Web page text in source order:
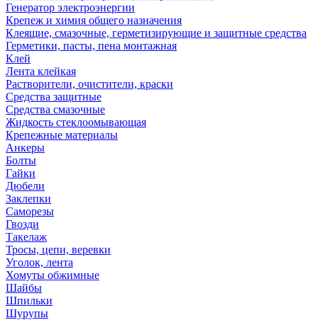
Генератор электроэнергии
Крепеж и химия общего назначения
Клеящие, смазочные, герметизирующие и защитные средства
Герметики, пасты, пена монтажная
Клей
Лента клейкая
Растворители, очистители, краски
Средства защитные
Средства смазочные
Жидкость стеклоомывающая
Крепежные материалы
Анкеры
Болты
Гайки
Дюбели
Заклепки
Саморезы
Гвозди
Такелаж
Тросы, цепи, веревки
Уголок, лента
Хомуты обжимные
Шайбы
Шпильки
Шурупы